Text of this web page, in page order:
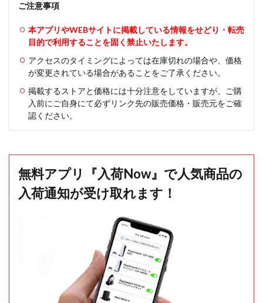
ご注意事項
本アプリやWEBサイトに掲載している情報をせどり・転売
目的で利用することを固く禁止いたします。
アクセスのタイミングによっては在庫切れの場合や、価格
が変更されている場合があることをご了承ください。
掲載するストアと価格には十分注意をしていますが、ご購
入前にご自身にて必ずリンク先の販売価格・販売元をご確
認ください。
無料アプリ『入荷Now』で人気商品の
入荷通知が受け取れます！